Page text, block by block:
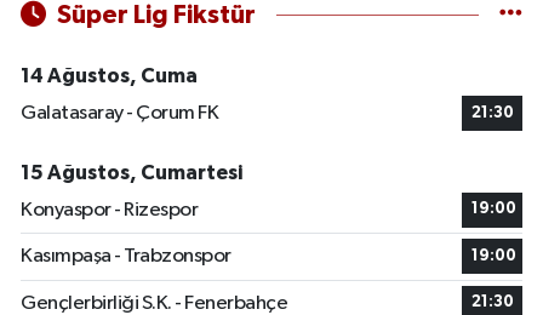
Süper Lig Fikstür
14 Ağustos, Cuma
Galatasaray - Çorum FK
21:30
15 Ağustos, Cumartesi
Konyaspor - Rizespor
19:00
Kasımpaşa - Trabzonspor 19:00
Gençlerbirliği S.K. - Fenerbahçe 21:30